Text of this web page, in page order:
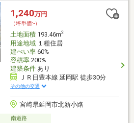
1,240万円
（坪単価:-）
土地面積193.46m2
用途地域１種住居
建ぺい率60%
容積率200%
建築条件あり
ＪＲ日豊本線 延岡駅 徒歩30分
その他の交通
宮崎県延岡市北新小路
南道路